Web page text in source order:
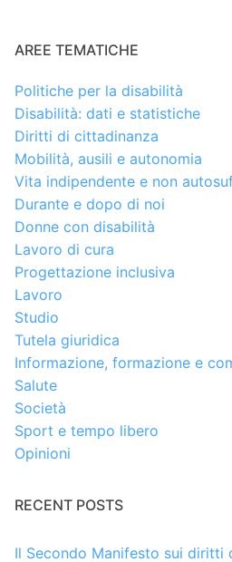
AREE TEMATICHE
Politiche per la disabilità
Disabilità: dati e statistiche
Diritti di cittadinanza
Mobilità, ausili e autonomia
Vita indipendente e non
Durante e dopo di noi
Donne con disabilità
Lavoro di cura
Progettazione inclusiva
Lavoro
Studio
Tutela giuridica
Informazione, formazione e
Salute
Società
Sport e tempo libero
Opinioni
RECENT POSTS
Il Secondo Manifesto sui diritti